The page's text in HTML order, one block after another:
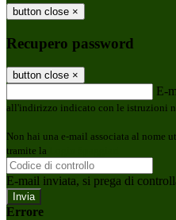
button close ×
Recupero password
button close ×
E-
all'indirizzo indicato con le istruzioni
Non hai una e-mail associata al nome
tramite la
E-mail inviata, si prega di
Errore